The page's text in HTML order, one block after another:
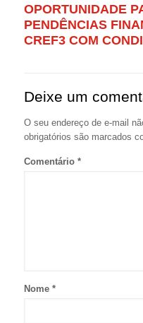
OPORTUNIDADE
PENDÊNCIAS
CREF3 COM
Deixe um
O seu endereço de e-mail
obrigatórios são marcados
Comentário *
Nome *